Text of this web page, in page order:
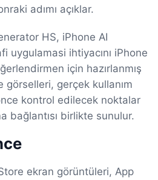
adımı açıklar.
HS, iPhone AI
uygulamasi ihtiyacını iPhone
için hazırlanmış
görselleri, gerçek kullanım
kontrol edilecek noktalar
bağlantısı birlikte sunulur.
ekran görüntüleri, App